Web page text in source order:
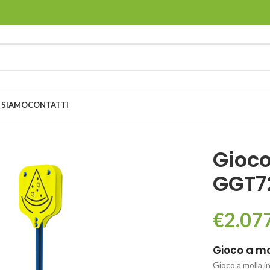
CONTATTI
€
Gioco a
Gioco a molla